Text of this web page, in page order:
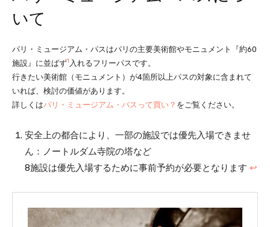
3.
ム・パス
4.事前予約が必要な施設
いて
パリ・ミュージアム・パスはパリの主要美術館やモニュメント『約60
施設』に並ばず1 入れるフリーパスです。
行きたい美術館（モニュメント）が4箇所以上パスの対象に含まれて
いれば、検討の価値があります。
詳しくはパリ・ミュージアム・パスって買い？ をご覧ください。
安全上の都合により、一部の施設では優先入場できませ
ん：ノートルダム寺院の塔など
8施設は優先入場するために事前予約が必要となります ↩︎